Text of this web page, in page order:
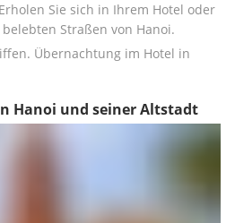
Sie sich in Ihrem Hotel oder
Straßen von Hanoi.
Übernachtung im Hotel in
Hanoi und seiner Altstadt